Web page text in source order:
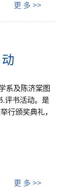
更 多 >>
系及陈济棠图
.评书活动。是
行颁奖典礼，
更 多 >>